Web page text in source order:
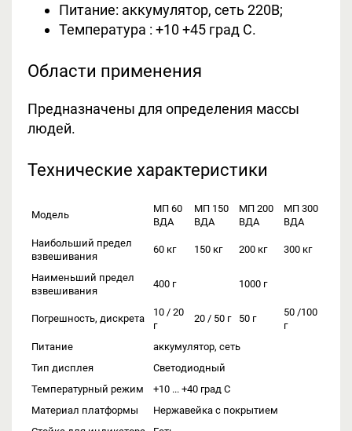
Питание: аккумулятор, сеть 220В;
Температура : +10 +45 град С.
Области применения
Предназначены для определения массы
людей.
Технические характеристики
Модель
МП 60
ВДА
МП 150
ВДА
МП 200
ВДА
МП 300
ВДА
Наибольший предел
взвешивания
60 кг 150 кг 200 кг 300 кг
Наименьший предел
взвешивания
400 г 1000 г
Погрешность, дискрета
10 / 20
г
20 / 50 г 50 г
50 /100
г
Питание
аккумулятор, сеть
Тип дисплея
Светодиодный
Температурный режим
+10 ... +40 град С
Материал платформы
Нержавейка с покрытием